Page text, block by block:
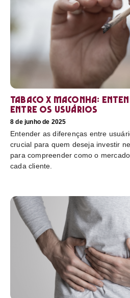
Tabaco x maconha:
entre os usuários
8 de junho de 2025
Entender as diferenças entre
crucial para quem deseja investir
para compreender como o
cada cliente.